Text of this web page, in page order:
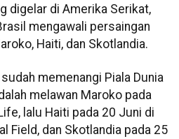
digelar di Amerika Serikat,
mengawali persaingan
Haiti, dan Skotlandia.
memenangi Piala Dunia
melawan Maroko pada
lalu Haiti pada 20 Juni di
Field, dan Skotlandia pada 25